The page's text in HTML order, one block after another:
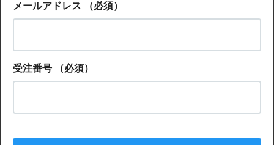
メールアドレス （必須）
受注番号 （必須）